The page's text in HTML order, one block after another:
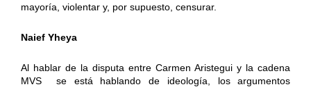
mayoría, violentar y, por supuesto, censurar.
Naief Yheya
Al hablar de la disputa entre Carmen Aristegui y la cadena
MVS se está hablando de ideología, los argumentos